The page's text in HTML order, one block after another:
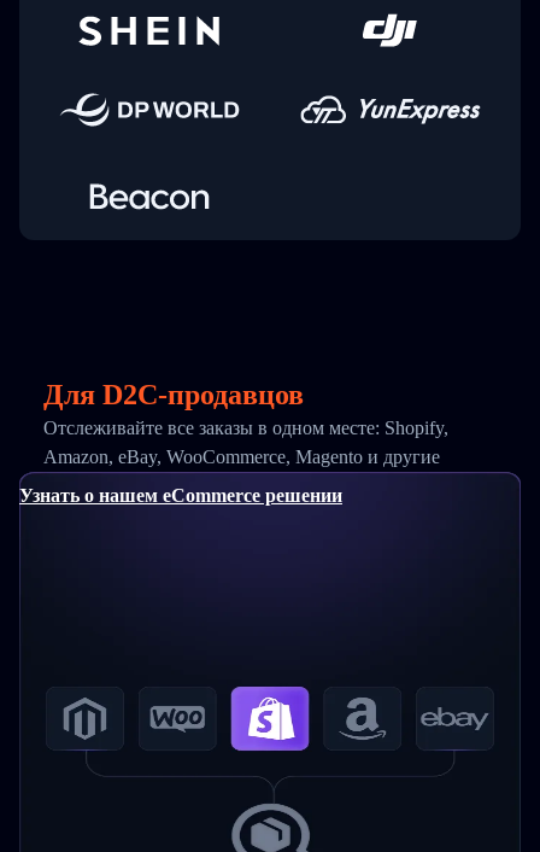
Для D2C-продавцов
Отслеживайте все заказы в одном месте: Shopify,
Amazon, eBay, WooCommerce, Magento и другие
Узнать о нашем eCommerce решении